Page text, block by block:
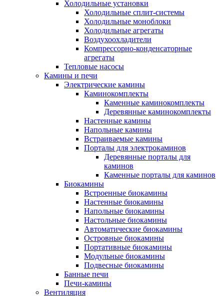
Холодильные установки
Холодильные сплит-системы
Холодильные моноблоки
Холодильные агрегаты
Воздухоохладители
Компрессорно-конденсаторные
агрегаты
Тепловые насосы
Камины и печи
Электрические камины
Каминокомплекты
Каменные каминокомплекты
Деревянные каминокомплекты
Настенные камины
Напольные камины
Встраиваемые камины
Порталы для электрокаминов
Деревянные порталы для
каминов
Каменные порталы для каминов
Биокамины
Встроенные биокамины
Настенные биокамины
Напольные биокамины
Настольные биокамины
Автоматические биокамины
Островные биокамины
Портативные биокамины
Модульные биокамины
Подвесные биокамины
Банные печи
Печи-камины
Вентиляция